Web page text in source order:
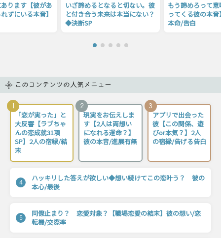
ります【彼があ
ずにいる本音】
いざ諦めるとなると切ない。彼
と付き合う未来は本当にない？
◆決断SP
もう諦めろって
ってくる彼の本
本命/告白
このコンテンツの人気メニュー
1
「恋が実った」と
大反響【ラブちゃ
んの恋成就31項
SP】2人の宿縁/結
末
2
現実をお伝えしま
す【2人は両想い
になれる運命？】
彼の本音/進展有無
3
アプリで出会った
彼【この関係、遊
びor本気？】2人
の宿縁/告げる告白
4
ハッキリした答えが欲しい◆想い続けてこの恋叶う？ 彼の
本心/最後
5
同僚止まり？ 恋愛対象？【職場恋愛の結末】彼の想い/恋
転機/交際率